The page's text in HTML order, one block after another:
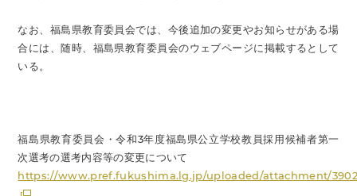
なお、福島県教育委員会では、今後追加の変更やお知らせがある場
合には、随時、福島県教育委員会のウェブページに掲載するとして
いる。
福島県教育委員会・令和3年度福島県公立学校教員採用候補者第一
次選考の選考内容等の変更について
https://www.pref.fukushima.lg.jp/uploaded/attachment/